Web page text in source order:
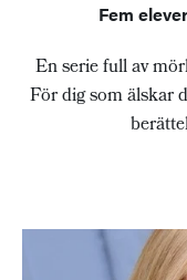
Fem
En serie full av
För dig som älskar